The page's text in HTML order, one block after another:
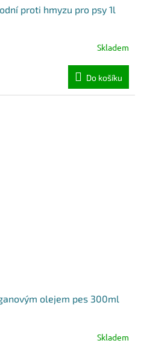
proti hmyzu pro psy 1l
Skladem
Do košíku
olejem pes 300ml
Skladem